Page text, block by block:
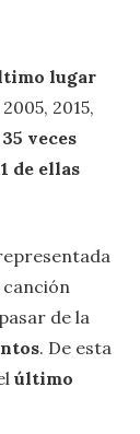
lugar
2015,
veces
de ellas
canción
de la
. De esta
último